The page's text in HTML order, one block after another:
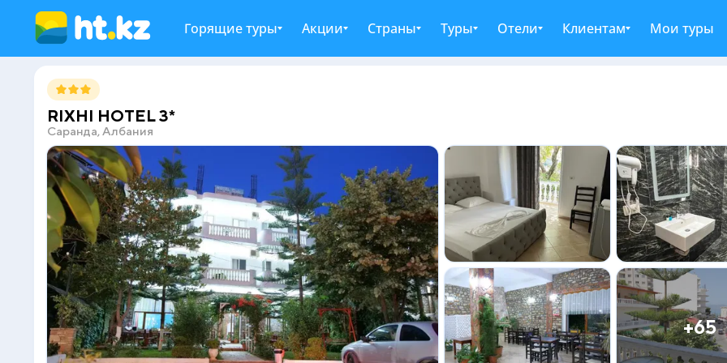
Горящие туры Акции Страны Туры Отели Клиентам Мои туры
RIXHI HOTEL 3*
Саранда, Албания
+65